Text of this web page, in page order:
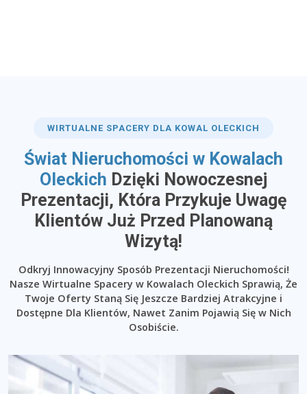
WIRTUALNE SPACERY DLA KOWAL OLECKICH
Świat Nieruchomości w Kowalach
Oleckich Dzięki Nowoczesnej
Prezentacji, Która Przykuje Uwagę
Klientów Już Przed Planowaną
Wizytą!
Odkryj Innowacyjny Sposób Prezentacji Nieruchomości!
Nasze Wirtualne Spacery w Kowalach Oleckich Sprawią, Że
Twoje Oferty Staną Się Jeszcze Bardziej Atrakcyjne i
Dostępne Dla Klientów, Nawet Zanim Pojawią Się w Nich
Osobiście.